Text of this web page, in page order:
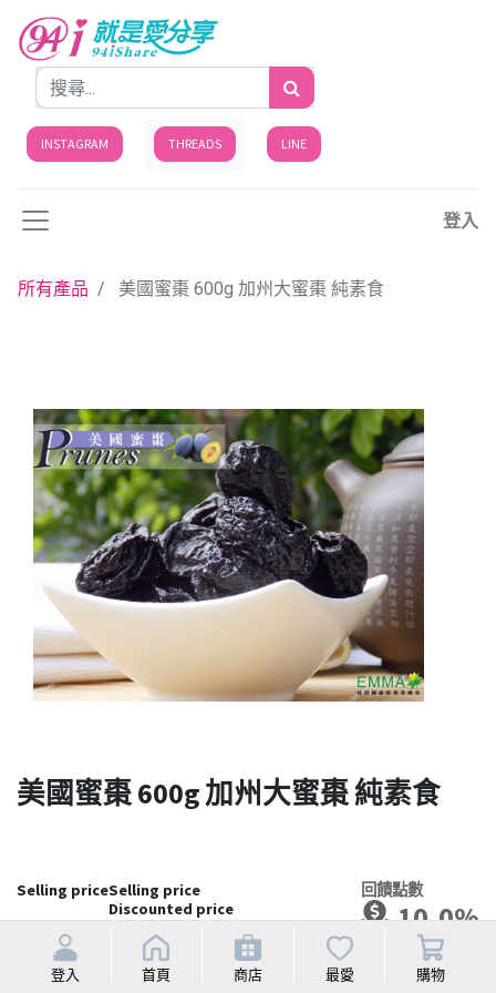
登入
INSTAGRAM THREADS LINE
所有產品 美國蜜棗 600g 加州大蜜棗 純素食
美國蜜棗 600g 加州大蜜棗 純素食
Selling priceSelling price
Discounted price
NT$200
回饋點數
10.0%
登入 首頁 商店 最愛 購物